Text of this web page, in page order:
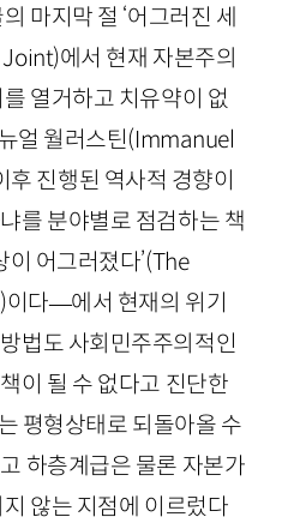
마지막 절 ‘어그러진 세
Joint)에서 현재 자본주의
열거하고 치유약이 없
얼 월러스틴(Immanuel
후 진행된 역사적 경향이
를 분야별로 점검하는 책
이 어그러졌다’(The
)이다—에서 현재의 위기
법도 사회민주주의적인
이 될 수 없다고 진단한
평형상태로 되돌아올 수
하층계급은 물론 자본가
않는 지점에 이르렀다